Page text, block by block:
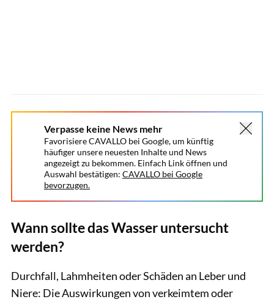
Verpasse keine News mehr
Favorisiere CAVALLO bei Google, um künftig
häufiger unsere neuesten Inhalte und News
angezeigt zu bekommen. Einfach Link öffnen und
Auswahl bestätigen: CAVALLO bei Google
bevorzugen.
Wann sollte das Wasser untersucht
werden?
Durchfall, Lahmheiten oder Schäden an Leber und
Niere: Die Auswirkungen von verkeimtem oder